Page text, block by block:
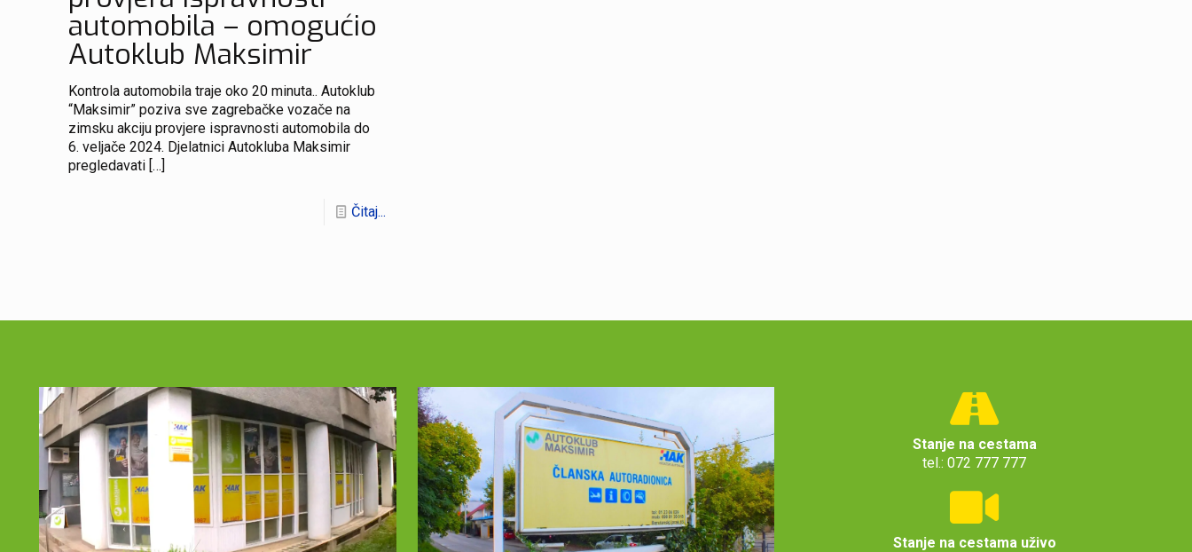
automobila – omogućio
Autoklub Maksimir
Kontrola automobila traje oko 20 minuta.. Autoklub
“Maksimir” poziva sve zagrebačke vozače na
zimsku akciju provjere ispravnosti automobila do
6. veljače 2024. Djelatnici Autokluba Maksimir
pregledavati[…]
Čitaj...
Stanje na cestama
tel.: 072 777 777
Stanje na cestama uživo